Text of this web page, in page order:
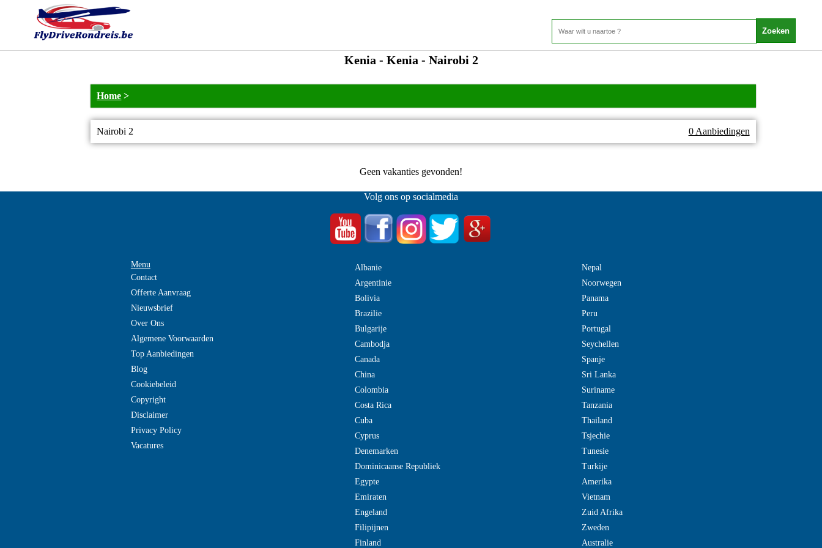
Kenia - Kenia - Nairobi 2
Home >
Nairobi 2 0 Aanbiedingen
Geen vakanties gevonden!
Volg ons op socialmedia
Menu
Contact
Offerte Aanvraag
Nieuwsbrief
Over Ons
Algemene Voorwaarden
Top Aanbiedingen
Blog
Cookiebeleid
Copyright
Disclaimer
Privacy Policy
Vacatures
Albanie
Argentinie
Bolivia
Brazilie
Bulgarije
Cambodja
Canada
China
Colombia
Costa Rica
Cuba
Cyprus
Denemarken
Dominicaanse Republiek
Egypte
Emiraten
Engeland
Filipijnen
Finland
Nepal
Noorwegen
Panama
Peru
Portugal
Seychellen
Spanje
Sri Lanka
Suriname
Tanzania
Thailand
Tsjechie
Tunesie
Turkije
Amerika
Vietnam
Zuid Afrika
Zweden
Australie